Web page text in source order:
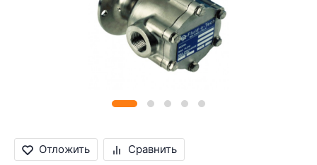
Отложить Сравнить